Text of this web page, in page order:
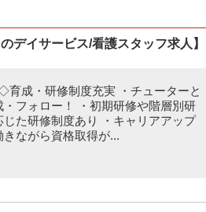
デイサービス/看護スタッフ求人】
育成・研修制度充実 ・チューターと
フォロー！ ・初期研修や階層別研
た研修制度あり ・キャリアアップ
ながら資格取得が...